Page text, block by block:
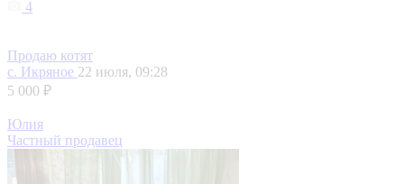
4
Продаю котят
с. Икряное 22 июля, 09:28
5 000 ₽
Юлия
Частный продавец